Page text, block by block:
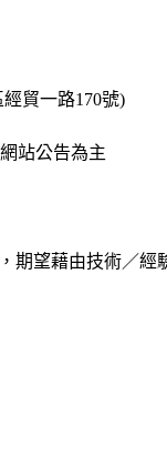
貿一路170號)
站公告為主
期望藉由技術／